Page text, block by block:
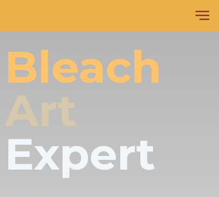
Bleach
Art
Expert
Техника, которая приносит
доход и "взрывает" соцсети.
Всё, что тебе нужно —
футболка, отбеливатель и